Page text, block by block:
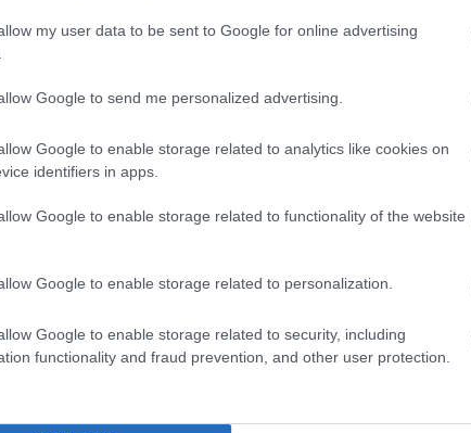
my user data to be sent to Google for online advertising
Google to send me personalized advertising.
Google to enable storage related to analytics like cookies on
identifiers in apps.
Google to enable storage related to functionality of the website
Google to enable storage related to personalization.
Google to enable storage related to security, including
functionality and fraud prevention, and other user protection.